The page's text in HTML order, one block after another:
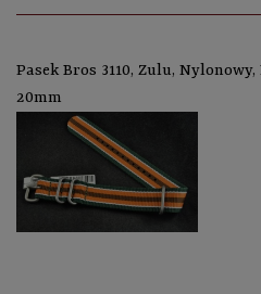
Pasek Bros 3110, Zulu,
20mm